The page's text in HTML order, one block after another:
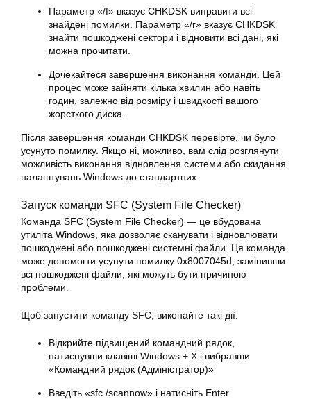
Параметр «/f» вказує CHKDSK виправити всі
знайдені помилки. Параметр «/r» вказує CHKDSK
знайти пошкоджені сектори і відновити всі дані, які
можна прочитати.
Дочекайтеся завершення виконання команди. Цей
процес може зайняти кілька хвилин або навіть
годин, залежно від розміру і швидкості вашого
жорсткого диска.
Після завершення команди CHKDSK перевірте, чи було
усунуто помилку. Якщо ні, можливо, вам слід розглянути
можливість виконання відновлення системи або скидання
налаштувань Windows до стандартних.
Запуск команди SFC (System File Checker)
Команда SFC (System File Checker) — це вбудована
утиліта Windows, яка дозволяє сканувати і відновлювати
пошкоджені або пошкоджені системні файли. Ця команда
може допомогти усунути помилку 0x8007045d, замінивши
всі пошкоджені файли, які можуть бути причиною
проблеми.
Щоб запустити команду SFC, виконайте такі дії:
Відкрийте підвищений командний рядок,
натиснувши клавіші Windows + X і вибравши
«Командний рядок (Адміністратор)»
Введіть «sfc /scannow» і натисніть Enter